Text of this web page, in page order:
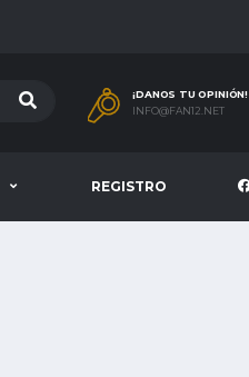
¡DANOS TU OPINIÓN!
INFO@FAN12.NET
REGISTRO